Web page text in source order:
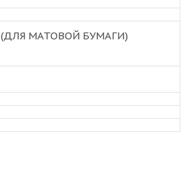
(ДЛЯ МАТОВОЙ БУМАГИ)